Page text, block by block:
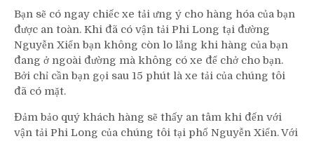
Bạn sẽ có ngay chiếc xe tải ưng ý cho hàng hóa của bạn
được an toàn. Khi đã có vận tải Phi Long tại đường
Nguyễn Xiển bạn không còn lo lắng khi hàng của bạn
đang ở ngoài đường mà không có xe để chở cho bạn.
Bởi chỉ cần bạn gọi sau 15 phút là xe tải của chúng tôi
đã có mặt.
Đảm bảo quý khách hàng sẽ thấy an tâm khi đến với
vận tải Phi Long của chúng tôi tại phố Nguyễn Xiển. Với